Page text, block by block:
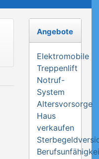
Angebote
Elektromobile
Treppenlift
Notruf-
System
Altersvorsorge
Haus
verkaufen